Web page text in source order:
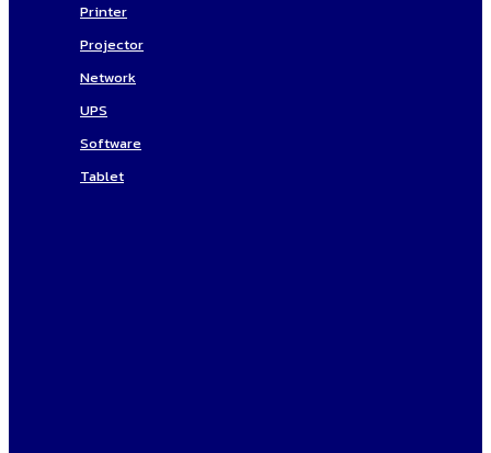
Printer
Projector
Network
UPS
Software
Tablet